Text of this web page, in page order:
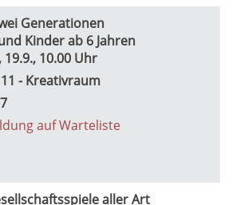
Generationen
Kinder ab 6 Jahren
, 19.9., 10.00 Uhr
- Kreativraum
auf Warteliste
aller Art